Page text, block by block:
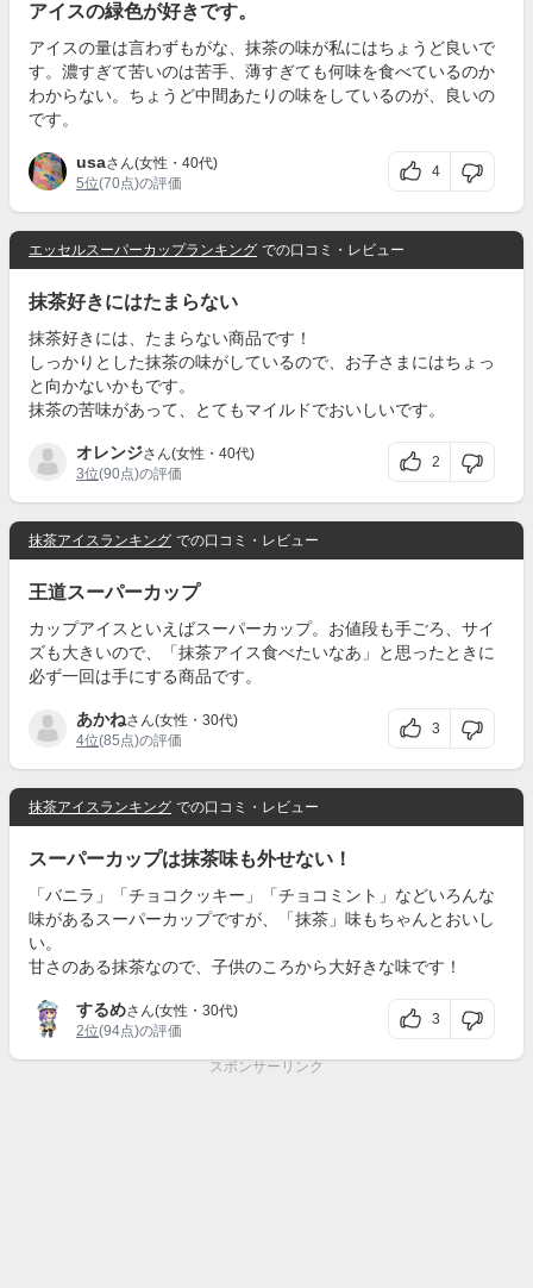
アイスの緑色が好きです。
アイスの量は言わずもがな、抹茶の味が私にはちょうど良いで
す。濃すぎて苦いのは苦手、薄すぎても何味を食べているのか
わからない。ちょうど中間あたりの味をしているのが、良いの
です。
usaさん(女性・40代)
5位(70点)の評価
4
エッセルスーパーカップランキング での口コミ・レビュー
抹茶好きにはたまらない
抹茶好きには、たまらない商品です！
しっかりとした抹茶の味がしているので、お子さまにはちょっ
と向かないかもです。
抹茶の苦味があって、とてもマイルドでおいしいです。
オレンジさん(女性・40代)
3位(90点)の評価
2
抹茶アイスランキング での口コミ・レビュー
王道スーパーカップ
カップアイスといえばスーパーカップ。お値段も手ごろ、サイ
ズも大きいので、「抹茶アイス食べたいなあ」と思ったときに
必ず一回は手にする商品です。
あかねさん(女性・30代)
4位(85点)の評価
3
抹茶アイスランキング での口コミ・レビュー
スーパーカップは抹茶味も外せない！
「バニラ」「チョコクッキー」「チョコミント」などいろんな
味があるスーパーカップですが、「抹茶」味もちゃんとおいし
い。
甘さのある抹茶なので、子供のころから大好きな味です！
するめさん(女性・30代)
2位(94点)の評価
3
スポンサーリンク